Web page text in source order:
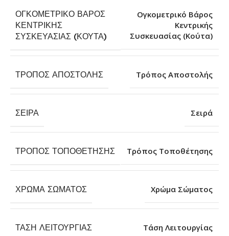
ΟΓΚΟΜΕΤΡΙΚΌ ΒΆΡΟΣ
ΚΕΝΤΡΙΚΉΣ
ΣΥΣΚΕΥΑΣΊΑΣ (ΚΟΎΤΑ)
Ογκομετρικό Βάρος
Κεντρικής
Συσκευασίας (Κούτα)
ΤΡΌΠΟΣ ΑΠΟΣΤΟΛΉΣ Τρόπος Αποστολής
ΣΕΙΡΆ Σειρά
ΤΡΌΠΟΣ ΤΟΠΟΘΈΤΗΣΗΣ Τρόπος Τοποθέτησης
ΧΡΏΜΑ ΣΏΜΑΤΟΣ Χρώμα Σώματος
ΤΆΣΗ ΛΕΙΤΟΥΡΓΊΑΣ Τάση Λειτουργίας